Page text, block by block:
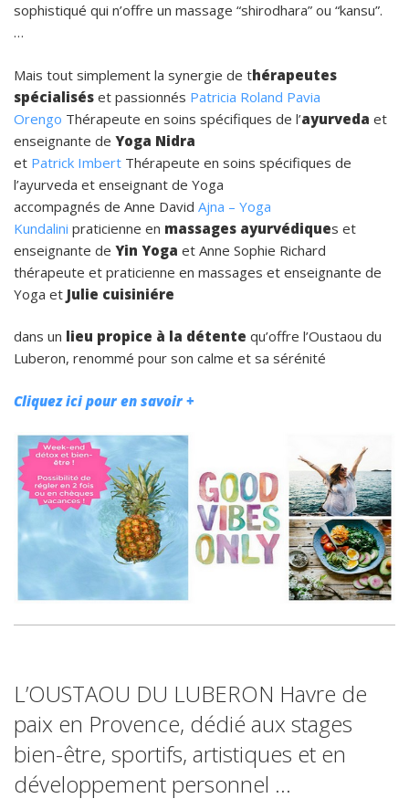
sophistiqué qui n’offre un massage “shirodhara” ou “kansu”.
…
Mais tout simplement la synergie de thérapeutes
spécialisés et passionnés Patricia Roland Pavia
Orengo Thérapeute en soins spécifiques de l’ayurveda et
enseignante de Yoga Nidra
et Patrick Imbert Thérapeute en soins spécifiques de
l’ayurveda et enseignant de Yoga
accompagnés de Anne David Ajna – Yoga
Kundalini praticienne en massages ayurvédiques et
enseignante de Yin Yoga et Anne Sophie Richard
thérapeute et praticienne en massages et enseignante de
Yoga et Julie cuisiniére
dans un lieu propice à la détente qu’offre l’Oustaou du
Luberon, renommé pour son calme et sa sérénité
Cliquez ici pour en savoir +
L’OUSTAOU DU LUBERON Havre de
paix en Provence, dédié aux stages
bien-être, sportifs, artistiques et en
développement personnel …